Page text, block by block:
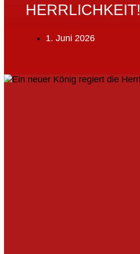
HERRLICHKEIT!
1. Juni 2026